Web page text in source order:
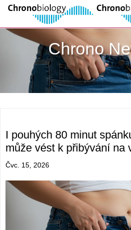
Chrono
I pouhých 80 minut
může vést k přibývání na
Čvc. 15, 2026